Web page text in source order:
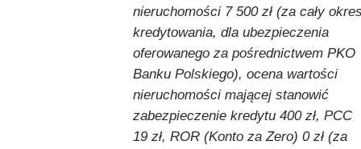
nieruchomości 7 500 zł (za cały
kredytowania, dla ubezpieczenia
oferowanego za pośrednictwem PKO
Banku Polskiego), ocena wartości
nieruchomości mającej stanowić
zabezpieczenie kredytu 400 zł, PCC
19 zł, ROR (Konto za Zero) 0 zł (za